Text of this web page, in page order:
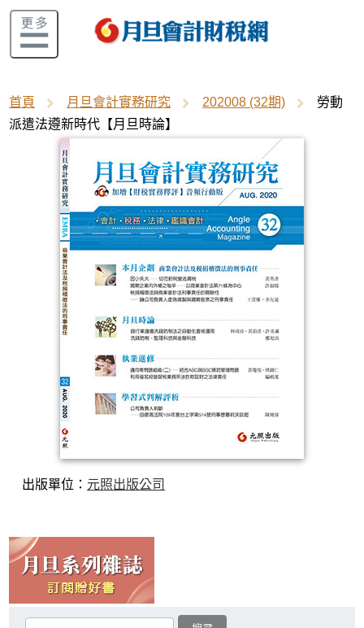
首頁 月旦會計實務研究 202008 (32期)
勞動
派遣法遵新時代【月旦時論】
出版單位： 元照出版公司